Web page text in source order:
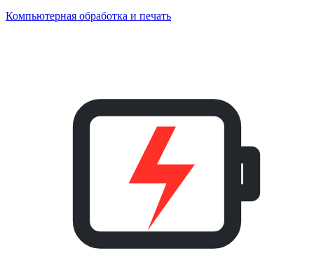
Компьютерная обработка и печать